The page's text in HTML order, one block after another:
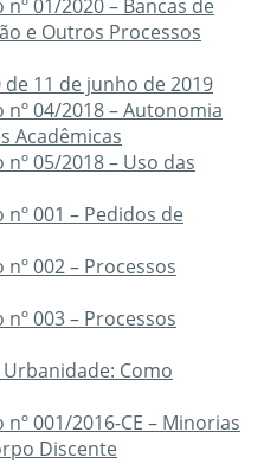
01/2020 – Bancas de
e Outros Processos
11 de junho de 2019
nº 04/2018 – Autonomia
Acadêmicas
05/2018 – Uso das
001 – Pedidos de
002 – Processos
003 – Processos
Como
001/2016-CE – Minorias
Discente